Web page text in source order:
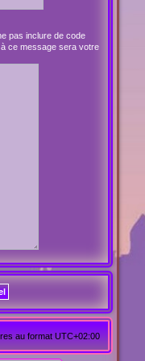
pas inclure de code
à ce message sera votre
au formatUTC+02:00